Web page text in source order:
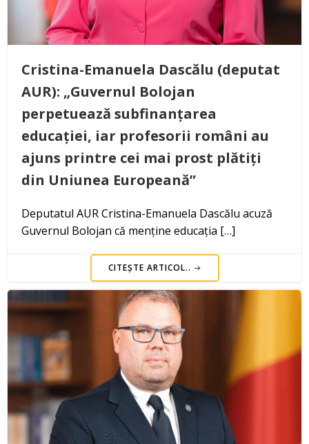
Cristina-Emanuela Dascălu (deputat
AUR): „Guvernul Bolojan
perpetuează subfinanțarea
educației, iar profesorii români au
ajuns printre cei mai prost plătiți
din Uniunea Europeană”
Deputatul AUR Cristina-Emanuela Dascălu acuză
Guvernul Bolojan că menține educația […]
CITEȘTE ARTICOL..